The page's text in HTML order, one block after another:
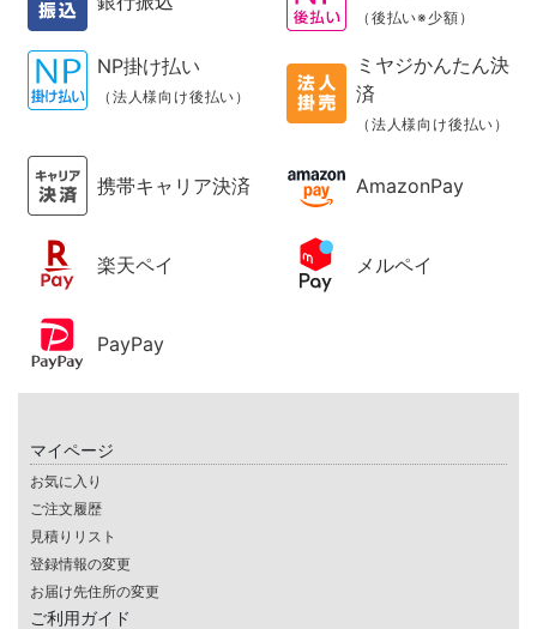
（後払い※少額）
NP掛け払い
（法人様向け後払い）
ミヤジかんたん決
済
（法人様向け後払い）
携帯キャリア決済 AmazonPay
楽天ペイ メルペイ
PayPay
マイページ
お気に入り
ご注文履歴
見積りリスト
登録情報の変更
お届け先住所の変更
ご利用ガイド